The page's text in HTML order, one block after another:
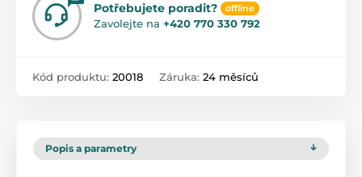
Potřebujete poradit? offline
Zavolejte na +420 770 330 792
Kód produktu: 20018 Záruka: 24 měsíců
Popis a parametry